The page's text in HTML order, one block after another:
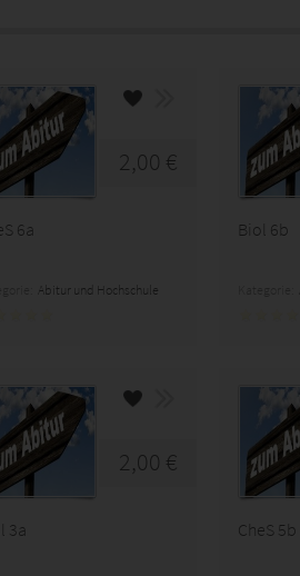
2,00 €
6a
Abitur und Hochschule
Biol 6b
2,00 €
3a CheS 5b